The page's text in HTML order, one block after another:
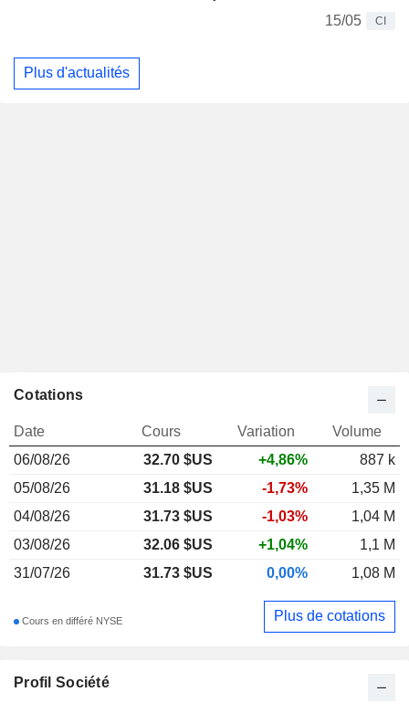
15/05
CI
Plus d'actualités
Profil Société
Cotations
Date Cours Variation
Volume
06/08/26
32.70 $US +4,86%
887 k
05/08/26
31.18 $US -1,73%
1,35 M
04/08/26
31.73 $US -1,03%
1,04 M
03/08/26
32.06 $US +1,04%
1,1 M
31/07/26
31.73 $US 0,00% 1,08 M
Cours en différé NYSE Plus de cotations